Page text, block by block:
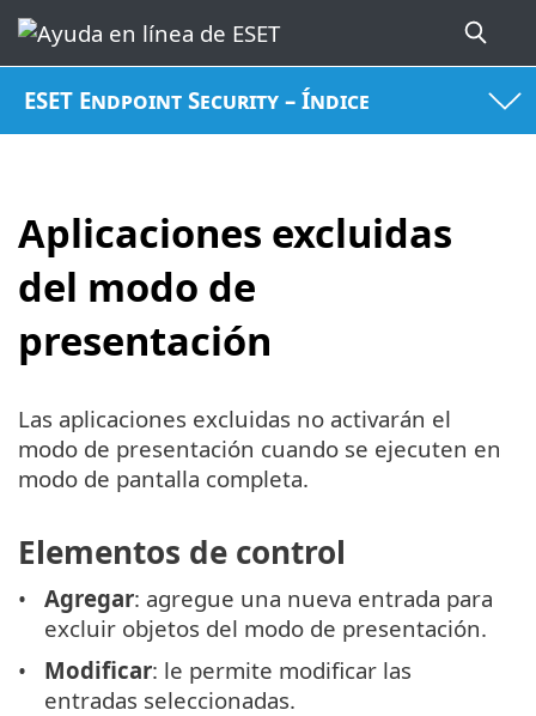
ESET Endpoint Security – Índice
Aplicaciones excluidas
del modo de
presentación
Las aplicaciones excluidas no activarán el
modo de presentación cuando se ejecuten en
modo de pantalla completa.
Elementos de control
Agregar: agregue una nueva entrada para
excluir objetos del modo de presentación.
Modificar: le permite modificar las
entradas seleccionadas.